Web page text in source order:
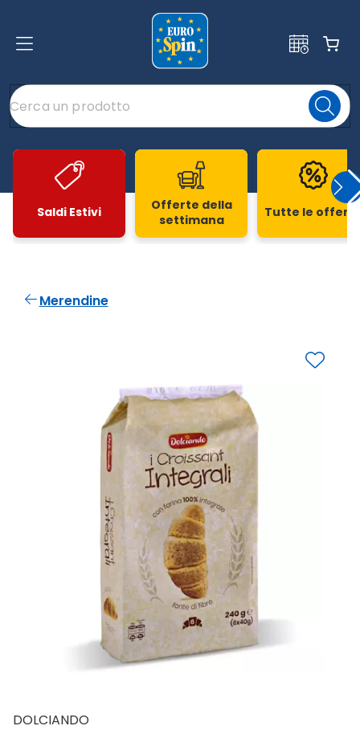
Saldi Estivi
Offerte della
settimana
Tutte le
Merendine
DOLCIANDO